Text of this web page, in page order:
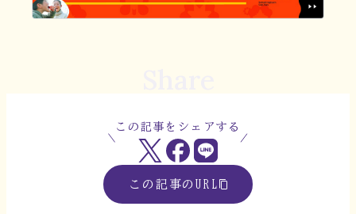
この記事をシェアする
この記事のURL